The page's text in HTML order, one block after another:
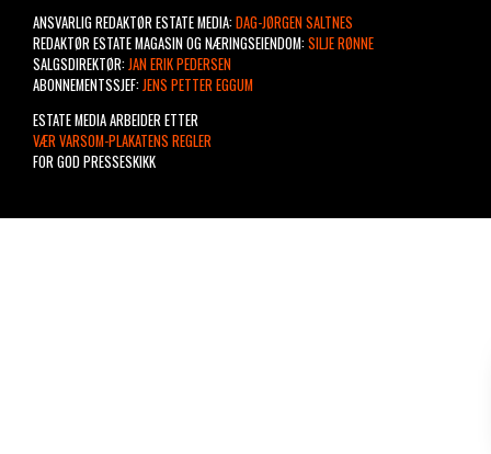
ANSVARLIG REDAKTØR ESTATE MEDIA: DAG-JØRGEN SALTNES
REDAKTØR ESTATE MAGASIN OG NÆRINGSEIENDOM: SILJE RØNNE
SALGSDIREKTØR: JAN ERIK PEDERSEN
ABONNEMENTSSJEF: JENS PETTER EGGUM
ESTATE MEDIA ARBEIDER ETTER
VÆR VARSOM-PLAKATENS REGLER
FOR GOD PRESSESKIKK